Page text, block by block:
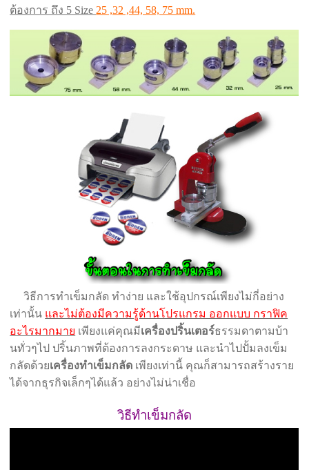
ต้องการ ถึง 5 Size 25 ,32 ,44, 58, 75 mm.
วิธีการทำเข็มกลัด ทำง่าย และใช้อุปกรณ์เพียงไม่กี่อย่าง
เท่านั้น และไม่ต้องมีความรู้ด้านโปรแกรม ออกแบบ กราฟิค
อะไรมากมาย เพียงแค่คุณมีเครื่องปริ้นเตอร์ธรรมดาตามบ้า
นทั่วๆไป ปริ้นภาพที่ต้องการลงกระดาษ และนำไปปั้มลงเข็ม
กลัดด้วยเครื่องทำเข็มกลัด เพียงเท่านี้ คุณก็สามารถสร้างราย
ได้จากธุรกิจเล็กๆได้แล้ว อย่างไม่น่าเชื่อ
วิธีทำเข็มกลัด